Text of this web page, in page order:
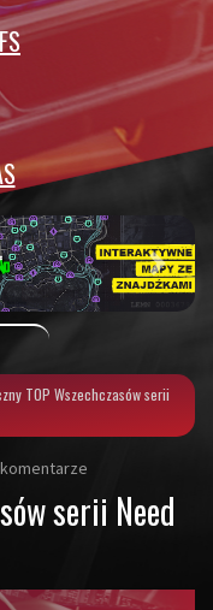
TOP Wszechczasów serii
serii Need